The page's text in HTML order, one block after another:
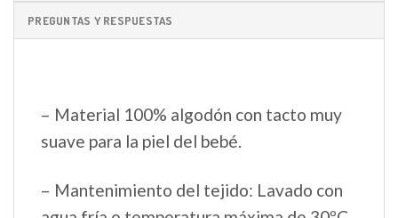
PREGUNTAS Y RESPUESTAS
– Material 100% algodón con tacto muy
suave para la piel del bebé.
– Mantenimiento del tejido: Lavado con